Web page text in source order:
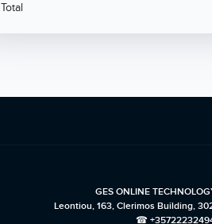
Total
GES ONLINE
Leontiou, 163, Clerimos Building,
☎